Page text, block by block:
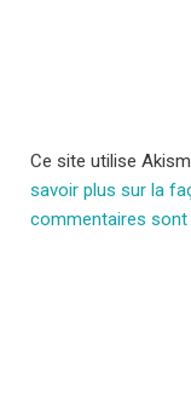
Ce site utilise
savoir plus sur la
commentaires sont